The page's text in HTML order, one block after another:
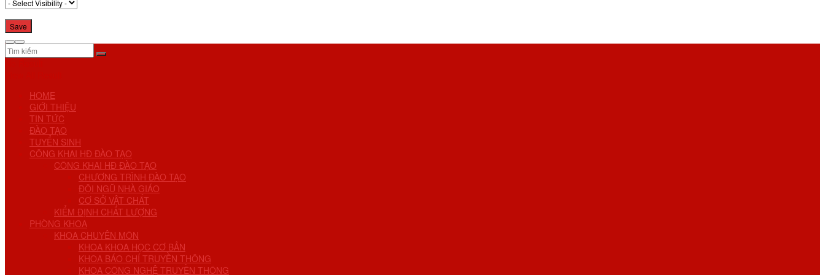
HOME
GIỚI THIỆU
TIN TỨC
ĐÀO TẠO
TUYỂN SINH
CÔNG KHAI HĐ ĐÀO TẠO
CÔNG KHAI HĐ ĐÀO TẠO
CHƯƠNG TRÌNH ĐÀO TẠO
ĐỘI NGŨ NHÀ GIÁO
CƠ SỞ VẬT CHẤT
KIỂM ĐỊNH CHẤT LƯỢNG
PHÒNG KHOA
KHOA CHUYÊN MÔN
KHOA KHOA HỌC CƠ BẢN
KHOA BÁO CHÍ TRUYỀN THÔNG
KHOA CÔNG NGHỆ TRUYỀN THÔNG